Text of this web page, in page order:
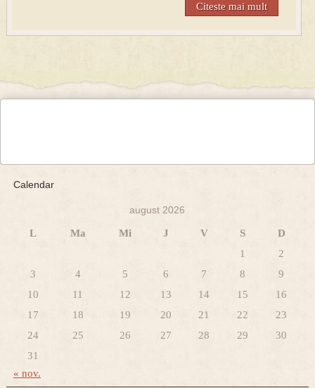
Citeste mai mult
Calendar
august 2026
L Ma Mi J V S
D
1
2
3
4 5 6 7 8
9
10
11 12 13 14 15
16
17
18 19 20 21 22
23
24
25 26 27 28 29
30
31
« nov.